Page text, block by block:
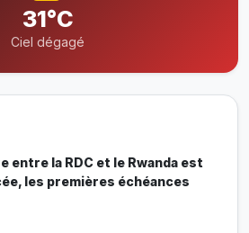
31°C
Ciel dégagé
entre la RDC et le Rwanda est
les premières échéances